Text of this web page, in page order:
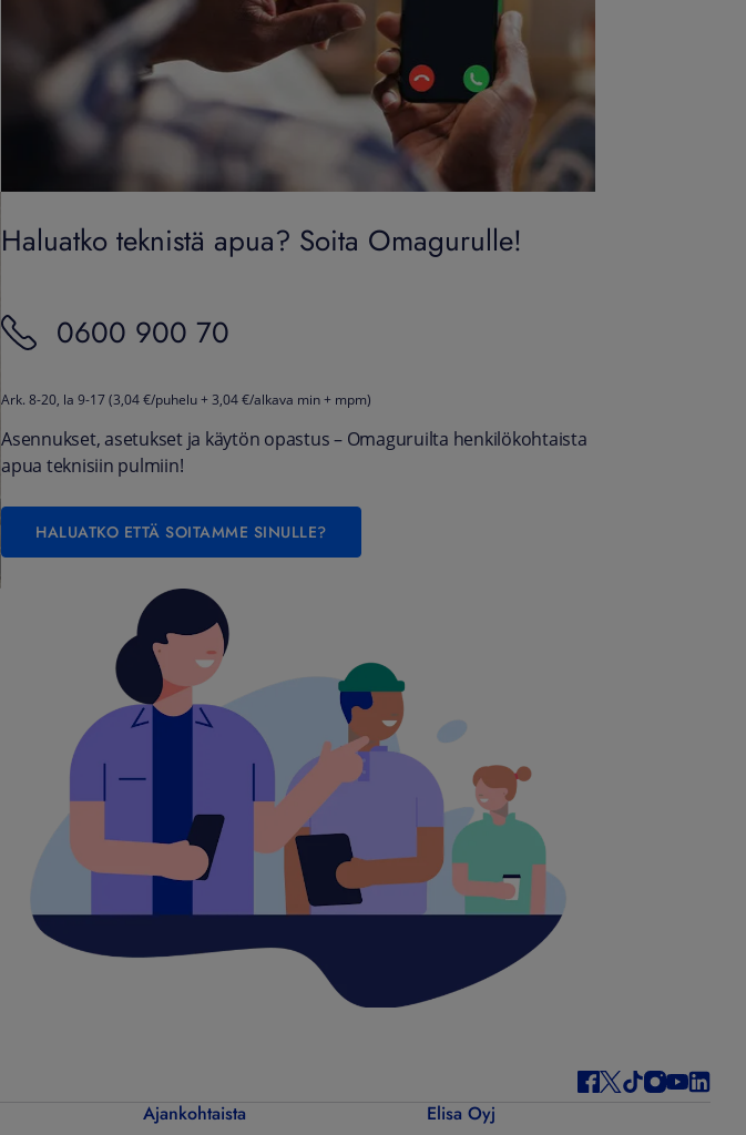
Haluatko teknistä apua? Soita Omagurulle!
0600 900 70
Ark. 8-20, la 9-17 (3,04 €/puhelu + 3,04 €/alkava min + mpm)
Asennukset, asetukset ja käytön opastus – Omaguruilta henkilökohtaista
apua teknisiin pulmiin!
HALUATKO ETTÄ SOITAMME SINULLE?
Ajankohtaista Elisa Oyj